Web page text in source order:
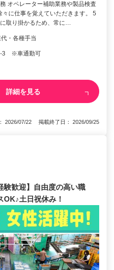
オペレーター補助業務や製品検査
に仕事を覚えていただきます。 5
取り掛かるため、常に…
・各種手当
3 ※車通勤可
詳細を見る
2026/07/22 掲載終了日： 2026/09/25
験歓迎】自由度の高い職
土日祝休み！